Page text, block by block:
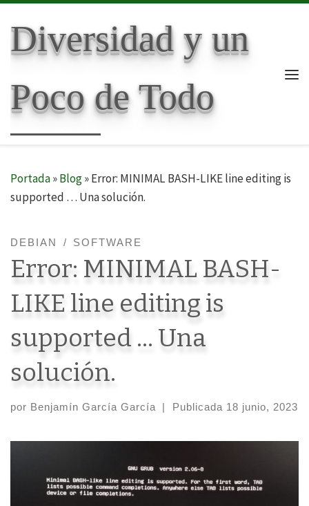
Diversidad y un
Poco de Todo
Portada»Blog»Error: MINIMAL BASH-LIKE line editing is
supported … Una solución.
DEBIAN SOFTWARE
Error: MINIMAL BASH-
LIKE line editing is
supported … Una
solución.
por Benjamín García García | Publicada 18 junio, 2023